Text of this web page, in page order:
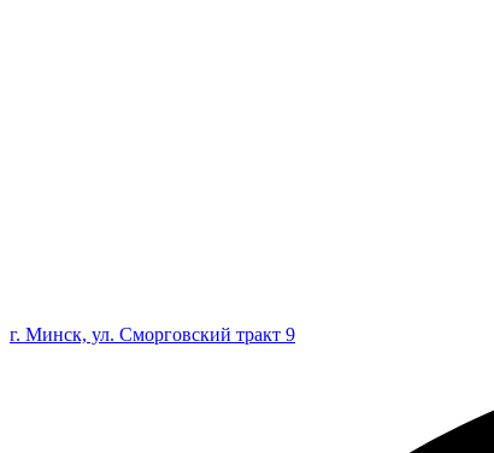
г. Минск, ул. Сморговский тракт 9